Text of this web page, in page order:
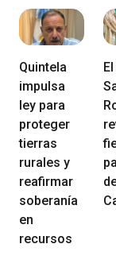
Quintela
impulsa
ley para
proteger
tierras
rurales y
reafirmar
soberanía
en
recursos